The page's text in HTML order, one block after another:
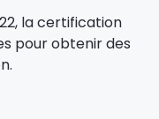
la certification
pour obtenir des